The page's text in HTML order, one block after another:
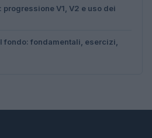
V1, V2 e uso dei
fondo: fondamentali, esercizi,